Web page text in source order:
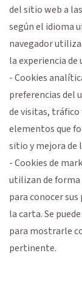
del sitio web a
según el idioma
navegador
la experiencia de
- Cookies
preferencias del
de visitas, tráfico
elementos que
sitio y mejora de
- Cookies de
utilizan de forma
para conocer
la carta. Se
para mostrarle
pertinente.